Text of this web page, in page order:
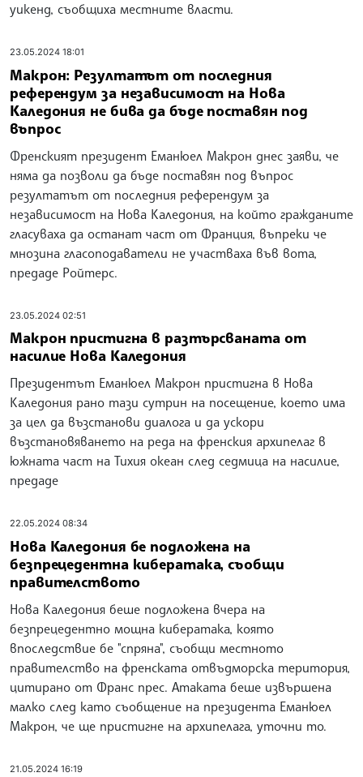
уикенд, съобщиха местните власти.
23.05.2024 18:01
Макрон: Резултатът от последния
референдум за независимост на Нова
Каледония не бива да бъде поставян под
въпрос
Френският президент Еманюел Макрон днес заяви, че
няма да позволи да бъде поставян под въпрос
резултатът от последния референдум за
независимост на Нова Каледония, на който гражданите
гласуваха да останат част от Франция, въпреки че
мнозина гласоподаватели не участваха във вота,
предаде Ройтерс.
23.05.2024 02:51
Макрон пристигна в разтърсваната от
насилие Нова Каледония
Президентът Еманюел Макрон пристигна в Нова
Каледония рано тази сутрин на посещение, което има
за цел да възстанови диалога и да ускори
възстановяването на реда на френския архипелаг в
южната част на Тихия океан след седмица на насилие,
предаде
22.05.2024 08:34
Нова Каледония бе подложена на
безпрецедентна кибератака, съобщи
правителството
Нова Каледония беше подложена вчера на
безпрецедентно мощна кибератака, която
впоследствие бе "спряна", съобщи местното
правителство на френската отвъдморска територия,
цитирано от Франс прес. Атаката беше извършена
малко след като съобщение на президента Еманюел
Макрон, че ще пристигне на архипелага, уточни то.
21.05.2024 16:19